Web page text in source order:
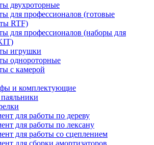
двухроторные
для профессионалов (готовые
RTF)
для профессионалов (наборы для
игрушки
однороторные
с камерой
и комплектующие
для работы по дереву
для работы по лексану
для работы со сцеплением
для сборки амортизаторов